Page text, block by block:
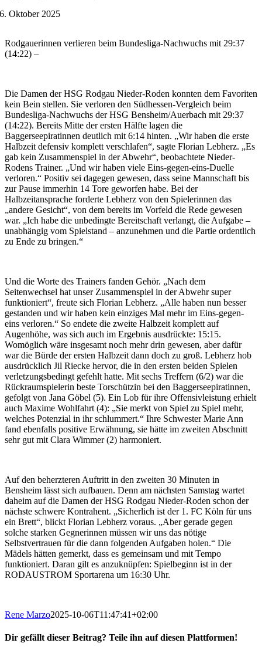
6. Oktober 2025
Rodgauerinnen verlieren beim Bundesliga-Nachwuchs mit 29:37
(14:22) –
Die Damen der HSG Rodgau Nieder-Roden konnten dem Favoriten
kein Bein stellen. Sie verloren den Südhessen-Vergleich beim
Bundesliga-Nachwuchs der HSG Bensheim/Auerbach mit 29:37
(14:22). Bereits Mitte der ersten Hälfte lagen die
Baggerseepiratinnen deutlich mit 6:14 hinten. „Wir haben die erste
Halbzeit defensiv komplett verschlafen“, sagte Florian Lebherz. „Es
gab kein Zusammenspiel in der Abwehr“, beobachtete Nieder-
Rodens Trainer. „Und wir haben viele Eins-gegen-eins-Duelle
verloren.“ Positiv sei dagegen gewesen, dass seine Mannschaft bis
zur Pause immerhin 14 Tore geworfen habe. Bei der
Halbzeitansprache forderte Lebherz von den Spielerinnen das
„andere Gesicht“, von dem bereits im Vorfeld die Rede gewesen
war. „Ich habe die unbedingte Bereitschaft verlangt, die Aufgabe –
unabhängig vom Spielstand – anzunehmen und die Partie ordentlich
zu Ende zu bringen.“
Und die Worte des Trainers fanden Gehör. „Nach dem
Seitenwechsel hat unser Zusammenspiel in der Abwehr super
funktioniert“, freute sich Florian Lebherz. „Alle haben nun besser
gestanden und wir haben kein einziges Mal mehr im Eins-gegen-
eins verloren.“ So endete die zweite Halbzeit komplett auf
Augenhöhe, was sich auch im Ergebnis ausdrückte: 15:15.
Womöglich wäre insgesamt noch mehr drin gewesen, aber dafür
war die Bürde der ersten Halbzeit dann doch zu groß. Lebherz hob
ausdrücklich Jil Riecke hervor, die in den ersten beiden Spielen
verletzungsbedingt gefehlt hatte. Mit sechs Treffern (6/2) war die
Rückraumspielerin beste Torschützin bei den Baggerseepiratinnen,
gefolgt von Jana Göbel (5). Ein Lob für ihre Offensivleistung erhielt
auch Maxime Wohlfahrt (4): „Sie merkt von Spiel zu Spiel mehr,
welches Potenzial in ihr schlummert.“ Ihre Schwester Marie Ann
fand ebenfalls positive Erwähnung, sie hätte im zweiten Abschnitt
sehr gut mit Clara Wimmer (2) harmoniert.
Auf den beherzteren Auftritt in den zweiten 30 Minuten in
Bensheim lässt sich aufbauen. Denn am nächsten Samstag wartet
daheim auf die Damen der HSG Rodgau Nieder-Roden schon der
nächste schwere Kontrahent. „Sicherlich ist der 1. FC Köln für uns
ein Brett“, blickt Florian Lebherz voraus. „Aber gerade gegen
solche starken Gegnerinnen müssen wir uns das nötige
Selbstvertrauen für die dann folgenden Aufgaben holen.“ Die
Mädels hätten gemerkt, dass es gemeinsam und mit Tempo
funktioniert. Daran gilt es anzuknüpfen: Spielbeginn ist in der
RODAUSTROM Sportarena um 16:30 Uhr.
Rene Marzo2025-10-06T11:47:41+02:00
Dir gefällt dieser Beitrag? Teile ihn auf diesen Plattformen!